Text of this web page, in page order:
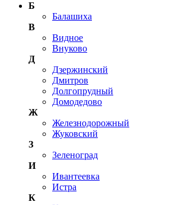
Б
Балашиха
В
Видное
Внуково
Д
Дзержинский
Дмитров
Долгопрудный
Домодедово
Ж
Железнодорожный
Жуковский
З
Зеленоград
И
Ивантеевка
Истра
К